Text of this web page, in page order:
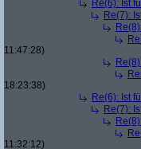
Re(6): Ist
Re(7):
11:47:28)
18:23:38)
Re(6): Ist
Re(7):
11:32:12)